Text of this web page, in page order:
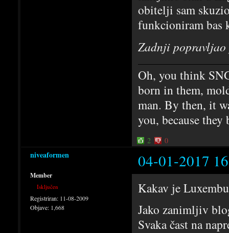
obitelji sam
funkcioniram bas
Zadnji popravljao
Oh, you think
born in them,
man. By then, it
you, because
2 0
niveaformen 04-01-2017
Member
Isključen
Registriran: 11-08-2009
Objave: 1,668
Kakav je
Jako zanimljiv
Svaka čast na